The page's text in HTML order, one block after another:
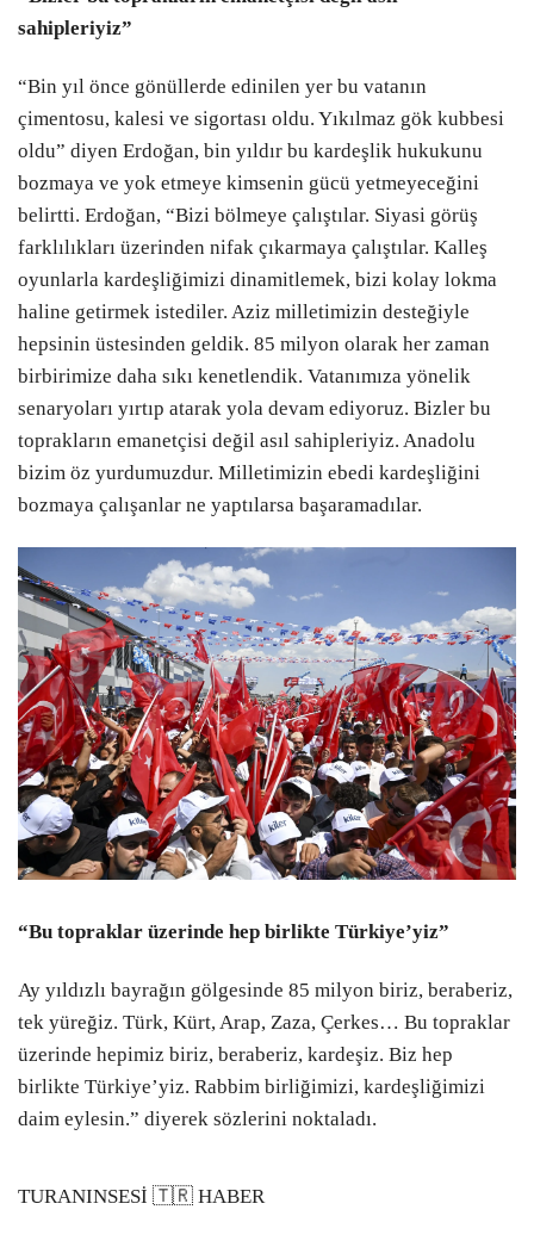
sahipleriyiz”
“Bin yıl önce gönüllerde edinilen yer bu vatanın
çimentosu, kalesi ve sigortası oldu. Yıkılmaz gök kubbesi
oldu” diyen Erdoğan, bin yıldır bu kardeşlik hukukunu
bozmaya ve yok etmeye kimsenin gücü yetmeyeceğini
belirtti. Erdoğan, “Bizi bölmeye çalıştılar. Siyasi görüş
farklılıkları üzerinden nifak çıkarmaya çalıştılar. Kalleş
oyunlarla kardeşliğimizi dinamitlemek, bizi kolay lokma
haline getirmek istediler. Aziz milletimizin desteğiyle
hepsinin üstesinden geldik. 85 milyon olarak her zaman
birbirimize daha sıkı kenetlendik. Vatanımıza yönelik
senaryoları yırtıp atarak yola devam ediyoruz. Bizler bu
toprakların emanetçisi değil asıl sahipleriyiz. Anadolu
bizim öz yurdumuzdur. Milletimizin ebedi kardeşliğini
bozmaya çalışanlar ne yaptılarsa başaramadılar.
“Bu topraklar üzerinde hep birlikte Türkiye’yiz”
Ay yıldızlı bayrağın gölgesinde 85 milyon biriz, beraberiz,
tek yüreğiz. Türk, Kürt, Arap, Zaza, Çerkes… Bu topraklar
üzerinde hepimiz biriz, beraberiz, kardeşiz. Biz hep
birlikte Türkiye’yiz. Rabbim birliğimizi, kardeşliğimizi
daim eylesin.” diyerek sözlerini noktaladı.
TURANINSESİ 🇹🇷 HABER